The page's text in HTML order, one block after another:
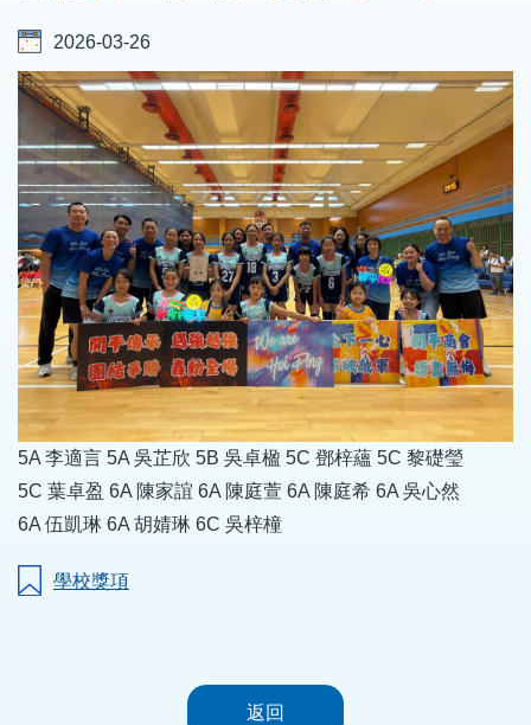
2026-03-26
5A 李適言 5A 吳芷欣 5B 吳卓楹 5C 鄧梓蘊 5C 黎礎瑩
5C 葉卓盈 6A 陳家誼 6A 陳庭萱 6A 陳庭希 6A 吳心然
6A 伍凱琳 6A 胡婧琳 6C 吳梓橦
學校獎項
返回